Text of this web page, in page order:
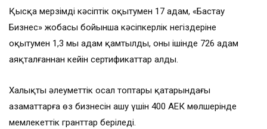
Қысқа мерзімді кәсіптік оқытумен 17 адам, «Бастау
Бизнес» жобасы бойынша кәсіпкерлік негіздеріне
оқытумен 1,3 мың адам қамтылды, оның ішінде 726 адам
аяқталғаннан кейін сертификаттар алды.
Халықтың әлеуметтік осал топтары қатарындағы
азаматтарға өз бизнесін ашу үшін 400 АЕК мөлшерінде
мемлекеттік гранттар беріледі.